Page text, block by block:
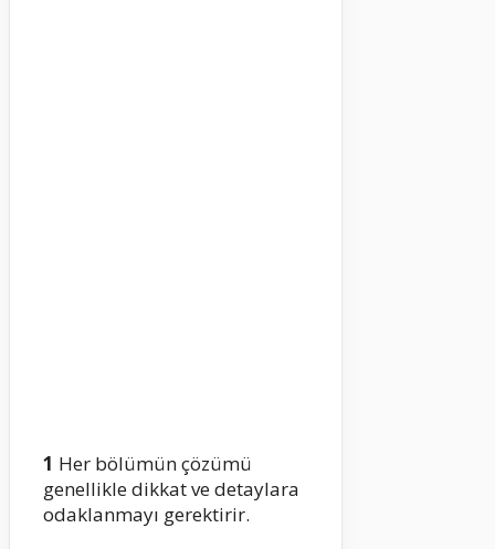
1 Her bölümün çözümü
genellikle dikkat ve detaylara
odaklanmayı gerektirir.